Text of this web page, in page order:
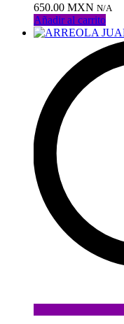
650.00 MXN N/A
Añadir al carrito